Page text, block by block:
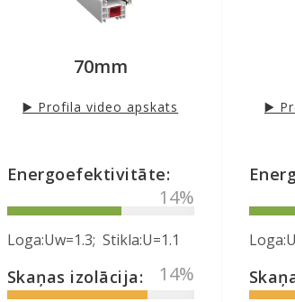
70mm
▶️ Profila video apskats
Energoefektivitāte:
40%
Loga:Uw=1.3; Stikla:U=1.1
Skaņas izolācija: 40%
▶️